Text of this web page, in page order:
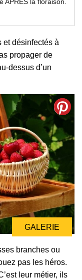
APRÈS la floraison.
et désinfectés à
propager de
dessus d’un
GALERIE
branches ou
pas les héros.
leur métier, ils